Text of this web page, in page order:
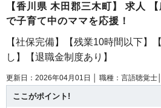
【香川県 木田郡三木町】 求人
で子育て中のママを応援！
【社保完備】【残業10時間以下】
し】【退職金制度あり】
更新日：2026年04月01日 │ 職種：言語聴覚士│
ここがポイント!